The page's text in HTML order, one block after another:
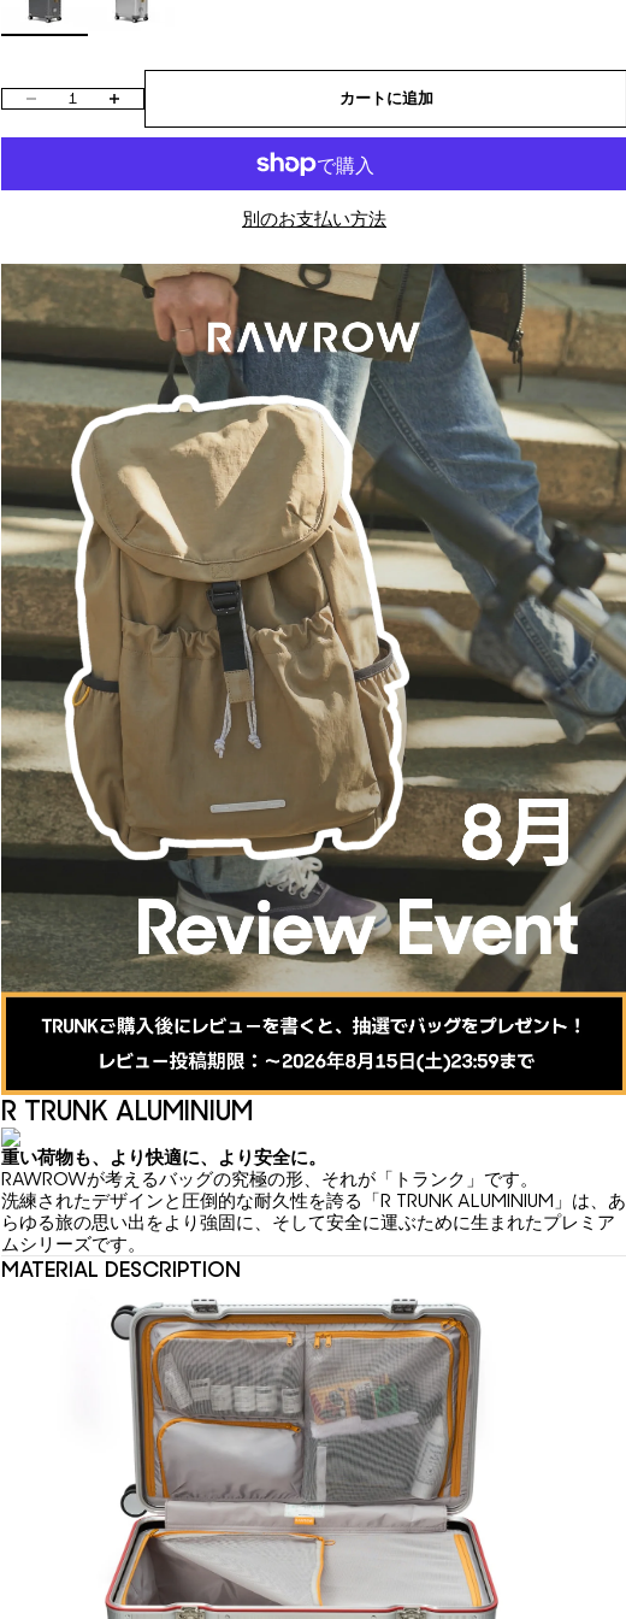
数量を減らす数量を増やす カートに追加
別のお支払い方法
R TRUNK ALUMINIUM
重い荷物も、より快適に、より安全に。
RAWROWが考えるバッグの究極の形、それが「トランク」です。
洗練されたデザインと圧倒的な耐久性を誇る「R TRUNK ALUMINIUM」は、あ
らゆる旅の思い出をより強固に、そして安全に運ぶために生まれたプレミア
ムシリーズです。
MATERIAL DESCRIPTION